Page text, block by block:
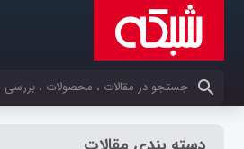
کلمات کلیدی خود را وارد کنید